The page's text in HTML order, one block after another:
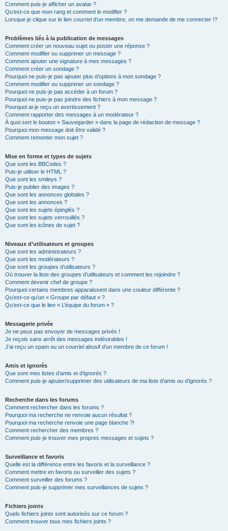
Comment puis-je afficher un avatar ?
Qu’est-ce que mon rang et comment le modifier ?
Lorsque je clique sur le lien courrield’un membre, on me demande de me connecter !?
Problèmes liés à la publication de messages
Comment créer un nouveau sujet ou poster une réponse ?
Comment modifier ou supprimer un message ?
Comment ajouter une signature à mes messages ?
Comment créer un sondage ?
Pourquoi ne puis-je pas ajouter plus d’options à mon sondage ?
Comment modifier ou supprimer un sondage ?
Pourquoi ne puis-je pas accéder à un forum ?
Pourquoi ne puis-je pas joindre des fichiers à mon message ?
Pourquoi ai-je reçu un avertissement ?
Comment rapporter des messages à un modérateur ?
À quoi sert le bouton « Sauvegarder » dans la page de rédaction de message ?
Pourquoi mon message doit être validé ?
Comment remonter mon sujet ?
Mise en forme et types de sujets
Que sont les BBCodes ?
Puis-je utiliser le HTML ?
Que sont les smileys ?
Puis-je publier des images ?
Que sont les annonces globales ?
Que sont les annonces ?
Que sont les sujets épinglés ?
Que sont les sujets verrouillés ?
Que sont les icônes de sujet ?
Niveaux d’utilisateurs et groupes
Que sont les administrateurs ?
Que sont les modérateurs ?
Que sont les groupes d’utilisateurs ?
Où trouver la liste des groupes d’utilisateurs et comment les rejoindre ?
Comment devenir chef de groupe ?
Pourquoi certains membres apparaissent dans une couleur différente ?
Qu’est-ce qu’un « Groupe par défaut » ?
Qu’est-ce que le lien « L’équipe du forum » ?
Messagerie privée
Je ne peux pas envoyer de messages privés !
Je reçois sans arrêt des messages indésirables !
J’ai reçu un spam ou un courriel abusif d’un membre de ce forum !
Amis et ignorés
Que sont mes listes d’amis et d’ignorés ?
Comment puis-je ajouter/supprimer des utilisateurs de ma liste d’amis ou d’ignorés ?
Recherche dans les forums
Comment rechercher dans les forums ?
Pourquoi ma recherche ne renvoie aucun résultat ?
Pourquoi ma recherche renvoie une page blanche ?!
Comment rechercher des membres ?
Comment puis-je trouver mes propres messages et sujets ?
Surveillance et favoris
Quelle est la différence entre les favoris et la surveillance ?
Comment mettre en favoris ou surveiller des sujets ?
Comment surveiller des forums ?
Comment puis-je supprimer mes surveillances de sujets ?
Fichiers joints
Quels fichiers joints sont autorisés sur ce forum ?
Comment trouver tous mes fichiers joints ?